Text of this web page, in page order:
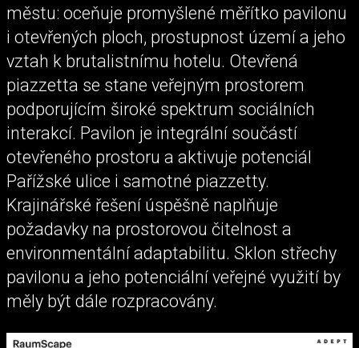
městu: oceňuje promyšlené měřítko pavilonu
i otevřených ploch, prostupnost území a jeho
vztah k brutalistnímu hotelu. Otevřená
piazzetta se stane veřejným prostorem
podporujícím široké spektrum sociálních
interakcí. Pavilon je integrální součástí
otevřeného prostoru a aktivuje potenciál
Pařížské ulice i samotné piazzetty.
Krajinářské řešení úspěšně naplňuje
požadavky na prostorovou čitelnost a
environmentální adaptabilitu. Sklon střechy
pavilonu a jeho potenciální veřejné využití by
měly být dále rozpracovány.